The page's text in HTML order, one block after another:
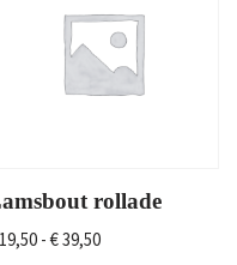
rollade
19,50 - €39,50